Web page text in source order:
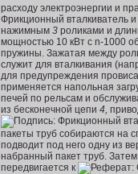
расходу электроэнергии и
Фрикционный вталкиватель
нажимным 3 роликами и
мощностью 10 кВт с n-1000
пружины. Зажатая между
служит для вталкивания
для предупреждения
применяется на­польная
печей по рельсам и
из бесконечной цепи 4,
пакеты труб собираются на
подводит под него одну из
набранный пакет труб.
передвигается к